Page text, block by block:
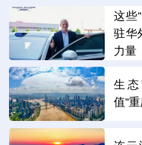
这些
驻华
力量
生
值“